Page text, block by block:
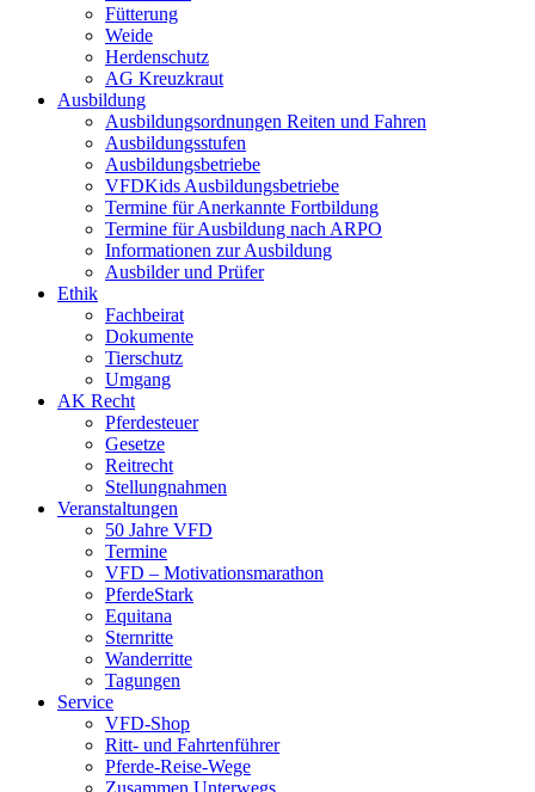
Fütterung
Weide
Herdenschutz
AG Kreuzkraut
Ausbildung
Ausbildungsordnungen Reiten und Fahren
Ausbildungsstufen
Ausbildungsbetriebe
VFDKids Ausbildungsbetriebe
Termine für Anerkannte Fortbildung
Termine für Ausbildung nach ARPO
Informationen zur Ausbildung
Ausbilder und Prüfer
Ethik
Fachbeirat
Dokumente
Tierschutz
Umgang
AK Recht
Pferdesteuer
Gesetze
Reitrecht
Stellungnahmen
Veranstaltungen
50 Jahre VFD
Termine
VFD – Motivationsmarathon
PferdeStark
Equitana
Sternritte
Wanderritte
Tagungen
Service
VFD-Shop
Ritt- und Fahrtenführer
Pferde-Reise-Wege
Zusammen Unterwegs